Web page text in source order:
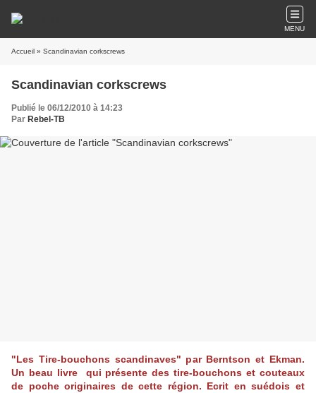
MENU
Accueil » Scandinavian corkscrews
Scandinavian corkscrews
Publié le 06/12/2010 à 14:23
Par Rebel-TB
"Les Tire-bouchons scandinaves" par Berntson et Ekman.
Un beau livre qui présente des tire-bouchons et couteaux
de poche originaires de cette région. Ecrit en suédois et